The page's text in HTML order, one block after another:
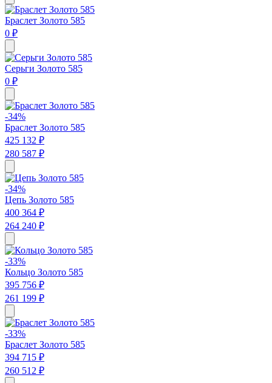
Браслет Золото 585
0 ₽
Серьги Золото 585
0 ₽
-34%
Браслет Золото 585
425 132 ₽
280 587 ₽
-34%
Цепь Золото 585
400 364 ₽
264 240 ₽
-33%
Кольцо Золото 585
395 756 ₽
261 199 ₽
-33%
Браслет Золото 585
394 715 ₽
260 512 ₽